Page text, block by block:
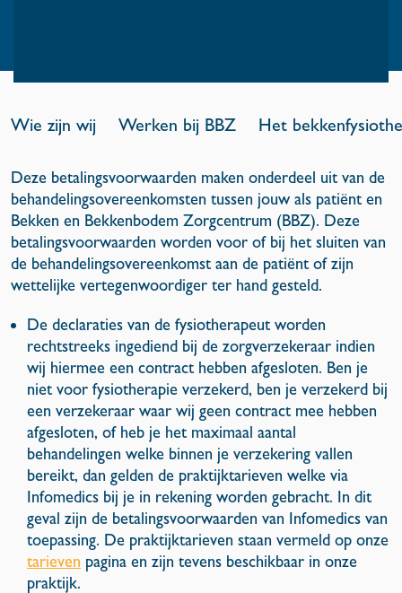
Wie zijn wij Werken bij BBZ Het
Deze betalingsvoorwaarden maken onderdeel uit van de
behandelingsovereenkomsten tussen jouw als patiënt en
Bekken en Bekkenbodem Zorgcentrum (BBZ). Deze
betalingsvoorwaarden worden voor of bij het sluiten van
de behandelingsovereenkomst aan de patiënt of zijn
wettelijke vertegenwoordiger ter hand gesteld.
De declaraties van de fysiotherapeut worden
rechtstreeks ingediend bij de zorgverzekeraar indien
wij hiermee een contract hebben afgesloten. Ben je
niet voor fysiotherapie verzekerd, ben je verzekerd bij
een verzekeraar waar wij geen contract mee hebben
afgesloten, of heb je het maximaal aantal
behandelingen welke binnen je verzekering vallen
bereikt, dan gelden de praktijktarieven welke via
Infomedics bij je in rekening worden gebracht. In dit
geval zijn de betalingsvoorwaarden van Infomedics van
toepassing. De praktijktarieven staan vermeld op onze
tarieven pagina en zijn tevens beschikbaar in onze
praktijk.